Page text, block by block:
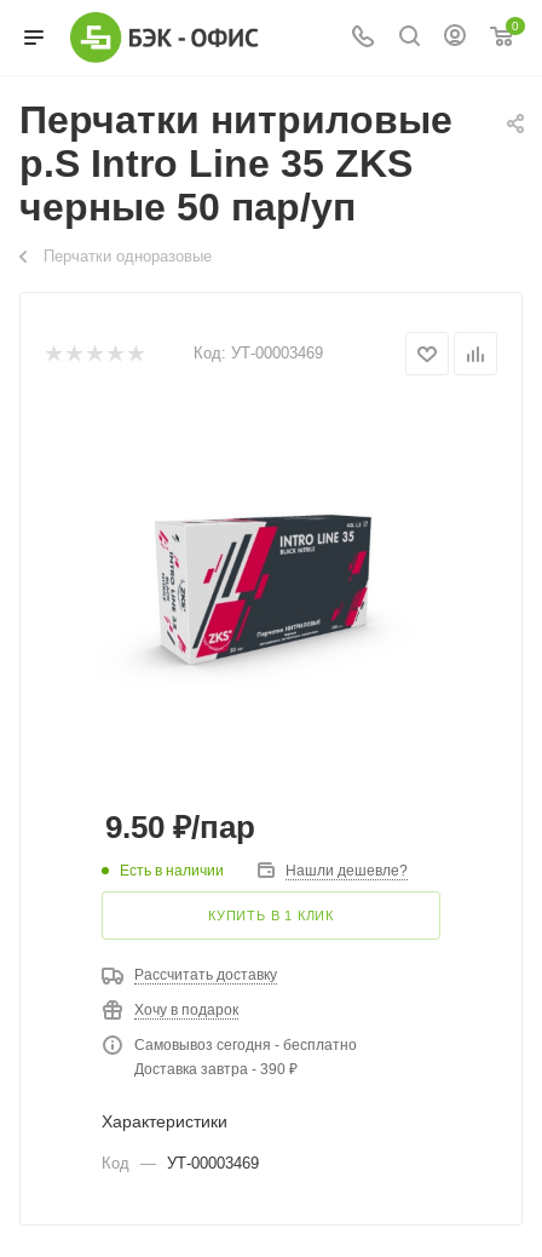
0
Перчатки нитриловые
р.S Intro Line 35 ZKS
черные 50 пар/уп
Перчатки одноразовые
Код: УТ-00003469
9.50 ₽/пар
Есть в наличии Нашли дешевле?
КУПИТЬ В 1 КЛИК
Рассчитать доставку
Хочу в подарок
Самовывоз сегодня - бесплатно
Доставка завтра - 390 ₽
Характеристики
Код — УТ-00003469